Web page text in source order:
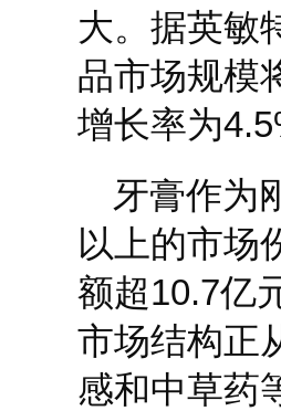
大。据英敏
品市场规模
增长率为
牙膏作为
以上的市场
额超10.7亿
市场结构正
感和中草药